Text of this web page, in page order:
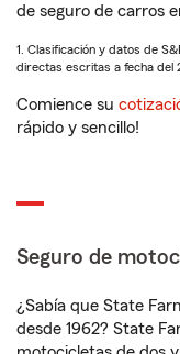
de seguro de carros
1. Clasificación y datos de
directas escritas a fecha del
Comience su
rápido y sencillo!
Seguro de
¿Sabía que State
desde 1962? State